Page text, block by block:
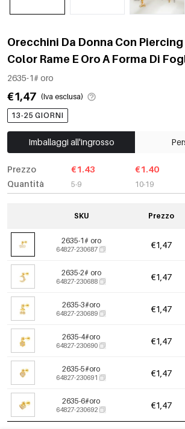
Orecchini Da Donna Con
Color Rame E Oro A Forma Di
2635-1# oro
€1,47 (Iva esclusa)
13-25 GIORNI
Imballaggi all'ingrosso
Prezzo
Quantità
€1.43
5-9
€1.40
10-19
SKU Prezzo
2635-1# oro
64827-230687 €1,47
2635-2# oro
64827-230688 €1,47
2635-3#oro
64827-230689 €1,47
2635-4#oro
64827-230690 €1,47
2635-5#oro
64827-230691 €1,47
2635-6#oro
64827-230692 €1,47